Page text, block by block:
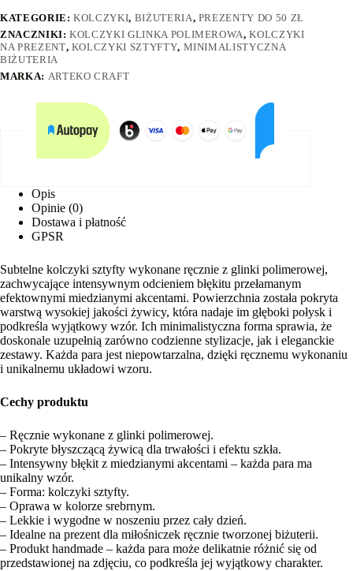
KATEGORIE:KOLCZYKI, BIŻUTERIA, PREZENTY DO 50 ZŁ
ZNACZNIKI:KOLCZYKI GLINKA POLIMEROWA,KOLCZYKI
NA PREZENT, KOLCZYKI SZTYFTY, MINIMALISTYCZNA
BIŻUTERIA
MARKA: ARTEKO CRAFT
Opis
Opinie (0)
Dostawa i płatność
GPSR
Subtelne kolczyki sztyfty wykonane ręcznie z glinki polimerowej,
zachwycające intensywnym odcieniem błękitu przełamanym
efektownymi miedzianymi akcentami. Powierzchnia została pokryta
warstwą wysokiej jakości żywicy, która nadaje im głęboki połysk i
podkreśla wyjątkowy wzór. Ich minimalistyczna forma sprawia, że
doskonale uzupełnią zarówno codzienne stylizacje, jak i eleganckie
zestawy. Każda para jest niepowtarzalna, dzięki ręcznemu wykonaniu
i unikalnemu układowi wzoru.
Cechy produktu
– Ręcznie wykonane z glinki polimerowej.
– Pokryte błyszczącą żywicą dla trwałości i efektu szkła.
– Intensywny błękit z miedzianymi akcentami – każda para ma
unikalny wzór.
– Forma: kolczyki sztyfty.
– Oprawa w kolorze srebrnym.
– Lekkie i wygodne w noszeniu przez cały dzień.
– Idealne na prezent dla miłośniczek ręcznie tworzonej biżuterii.
– Produkt handmade – każda para może delikatnie różnić się od
przedstawionej na zdjęciu, co podkreśla jej wyjątkowy charakter.